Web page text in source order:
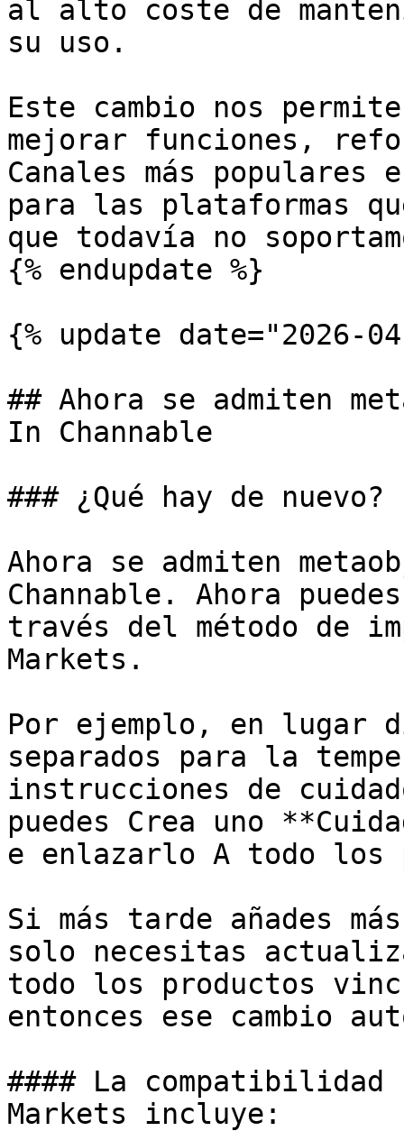
al alto coste de
su uso.
Este cambio nos
mejorar funciones,
Canales más
para las plataformas
que todavía no
{% endupdate %}
{% update date="2026-
## Ahora se admiten
In Channable
### ¿Qué hay de nuevo?
Ahora se admiten
Channable. Ahora
través del método de
Markets.
Por ejemplo, en lugar
separados para la
instrucciones de
puedes Crea uno
e enlazarlo A todo los
Si más tarde añades
solo necesitas
todo los productos
entonces ese cambio
#### La compatibilidad
Markets incluye: